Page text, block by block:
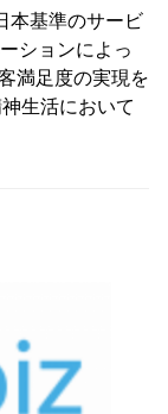
本基準のサービ
ションによっ
満足度の実現を
生活において